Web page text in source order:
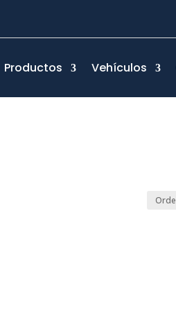
Productos Vehículos